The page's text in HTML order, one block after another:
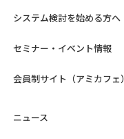
システム検討を始める方へ
セミナー・イベント情報
会員制サイト（アミカフェ）
ニュース